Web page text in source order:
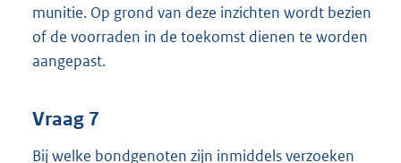
munitie. Op grond van deze inzichten wordt bezien
of de voorraden in de toekomst dienen te worden
aangepast.
Vraag 7
Bij welke bondgenoten zijn inmiddels verzoeken